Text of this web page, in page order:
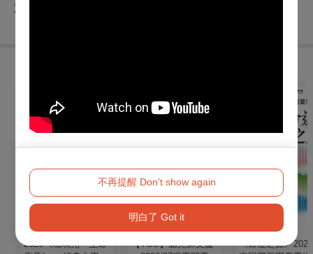
不再提醒 Don't show again
明白了 Got it
退換須知
音樂
2026《琉璃光・生命
【TCO】聽見蘇文慶
《命運之旅》